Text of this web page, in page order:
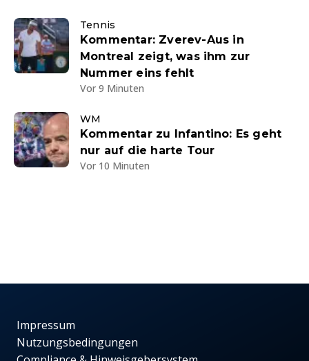
Tennis
Kommentar: Zverev-Aus in
Montreal zeigt, was ihm zur
Nummer eins fehlt
Vor 9 Minuten
WM
Kommentar zu Infantino: Es geht
nur auf die harte Tour
Vor 10 Minuten
Impressum
Nutzungsbedingungen